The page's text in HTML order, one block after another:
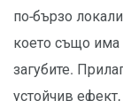
по-бързо
което също има
загубите.
устойчив